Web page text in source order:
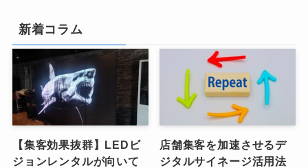
新着コラム
【集客効果抜群】LEDビ
ジョンレンタルが向いて
店舗集客を加速させるデ
ジタルサイネージ活用法